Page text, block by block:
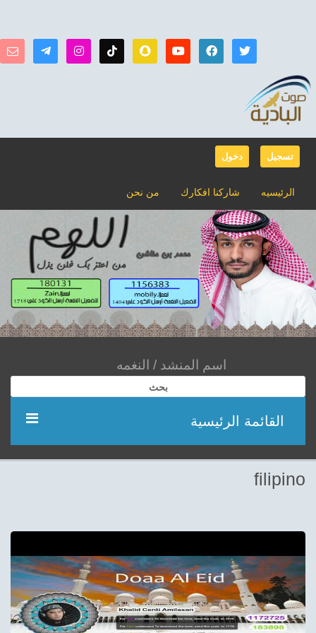
دخول تسجيل
من نحن شاركنا افكارك الرئيسيه
بحث
القائمة الرئيسية
مؤديين
ادعية
احدث الفيديوهات
filipino